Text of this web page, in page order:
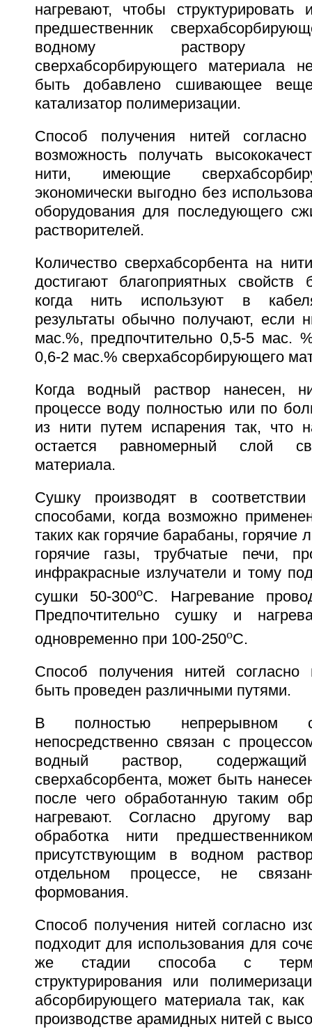
нагревают, чтобы структурировать
предшественник
водному раствору
сверхабсорбирующего материала
быть добавлено сшивающее
катализатор полимеризации.
Способ получения нитей
возможность получать
нити, имеющие
экономически выгодно без
оборудования для последующего
растворителей.
Количество сверхабсорбента на
достигают благоприятных свойств
когда нить используют в
результаты обычно получают, если
мас.%, предпочтительно 0,5-5 мас.
0,6-2 мас.% сверхабсорбирующего
Когда водный раствор нанесен,
процессе воду полностью или по
из нити путем испарения так, что
остается равномерный слой
материала.
Сушку производят в
способами, когда возможно
таких как горячие барабаны, горячие
горячие газы, трубчатые печи,
инфракрасные излучатели и тому
сушки 50-300oС. Нагревание
Предпочтительно сушку и
одновременно при 100-250oС.
Способ получения нитей согласно
быть проведен различными путями.
В полностью непрерывном
непосредственно связан с
водный раствор, содержащий
сверхабсорбента, может быть
после чего обработанную таким
нагревают. Согласно другому
обработка нити
присутствующим в водном
отдельном процессе, не
формования.
Способ получения нитей согласно
подходит для использования для
же стадии способа с
структурирования или
абсорбирующего материала так,
производстве арамидных нитей с